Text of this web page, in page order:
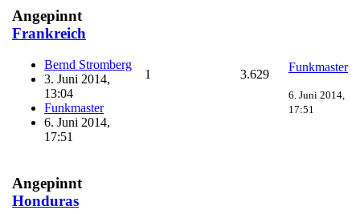
Angepinnt
Frankreich
Bernd Stromberg
3. Juni 2014,
13:04
Funkmaster
6. Juni 2014,
17:51
1 3.629
Funkmaster
6. Juni 2014,
17:51
Angepinnt
Honduras